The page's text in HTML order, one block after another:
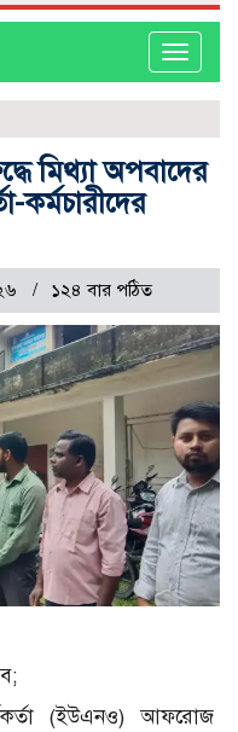
Toggle
মিথ্যা অপবাদের
কর্মচারীদের
১২৪ বার পঠিত
(ইউএনও) আফরোজ